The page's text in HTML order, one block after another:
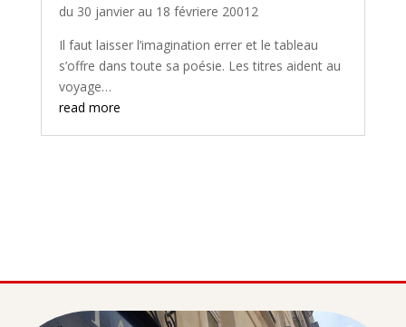
du 30 janvier au 18 févriere 20012
Il faut laisser l’imagination errer et le tableau
s’offre dans toute sa poésie. Les titres aident au
voyage…
read more